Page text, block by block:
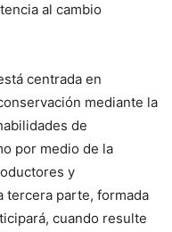
al cambio
centrada en
mediante la
de
por medio de la
y
tercera parte, formada
cuando resulte